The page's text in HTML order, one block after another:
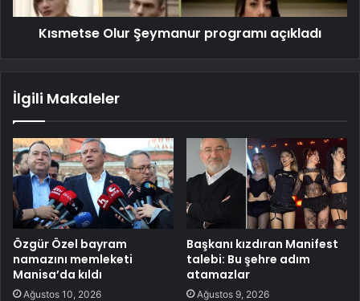
Kısmetse Olur Şeymanur programı açıkladı
İlgili Makaleler
Özgür Özel bayram
namazını memleketi
Manisa’da kıldı
Ağustos 10, 2026
Başkanı kızdıran Manifest
talebi: Bu şehre adım
atamazlar
Ağustos 9, 2026